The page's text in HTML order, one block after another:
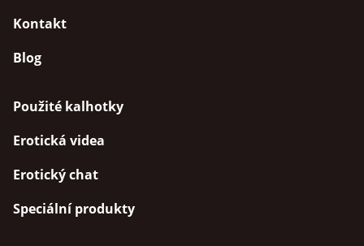
Kontakt
Blog
Použité kalhotky
Erotická videa
Erotický chat
Speciální produkty